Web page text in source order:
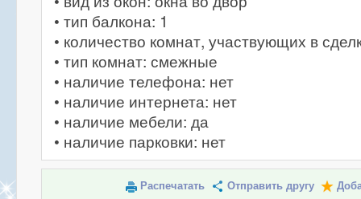
• тип балкона: 1
• количество комнат, участвующих в
• тип комнат: смежные
• наличие телефона: нет
• наличие интернета: нет
• наличие мебели: да
• наличие парковки: нет
Распечатать Отправить другу